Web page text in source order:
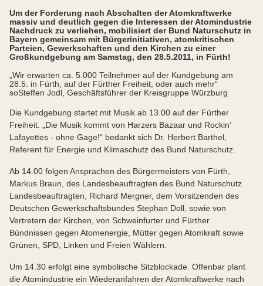
Um der Forderung nach Abschalten der Atomkraftwerke
massiv und deutlich gegen die Interessen der Atomindustrie
Nachdruck zu verliehen, mobilisiert der Bund Naturschutz in
Bayern gemeinsam mit Bürgerinitiativen, atomkritischen
Parteien, Gewerkschaften und den Kirchen zu einer
Großkundgebung am Samstag, den 28.5.2011, in Fürth!
„Wir erwarten ca. 5.000 Teilnehmer auf der Kundgebung am
28.5. in Fürth, auf der Fürther Freiheit, oder auch mehr“
soSteffen Jodl, Geschäftsführer der Kreisgruppe Würzburg
Die Kundgebung startet mit Musik ab 13.00 auf der Fürther
Freiheit. „Die Musik kommt von Harzers Bazaar und Rockin’
Lafayettes - ohne Gage!“ bedankt sich Dr. Herbert Barthel,
Referent für Energie und Klimaschutz des Bund Naturschutz.
Ab 14.00 folgen Ansprachen des Bürgermeisters von Fürth,
Markus Braun, des Landesbeauftragten des Bund Naturschutz
Landesbeauftragten, Richard Mergner, dem Vorsitzenden des
Deutschen Gewerkschaftsbundes Stephan Doll, sowie von
Vertretern der Kirchen, von Schweinfurter und Fürther
Bündnissen gegen Atomenergie, Mütter gegen Atomkraft sowie
Grünen, SPD, Linken und Freien Wählern.
Um 14.30 erfolgt eine symbolische Sitzblockade. Offenbar plant
die Atomindustrie ein Wiederanfahren der Atomkraftwerke nach